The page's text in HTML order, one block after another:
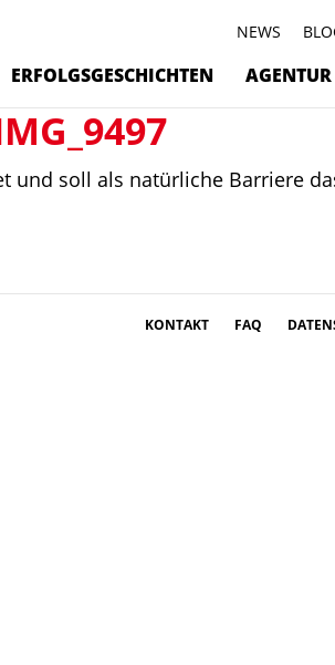
NEWS
ERFOLGSGESCHICHTEN AGENTUR
und soll als natürliche Barriere
KONTAKT FAQ